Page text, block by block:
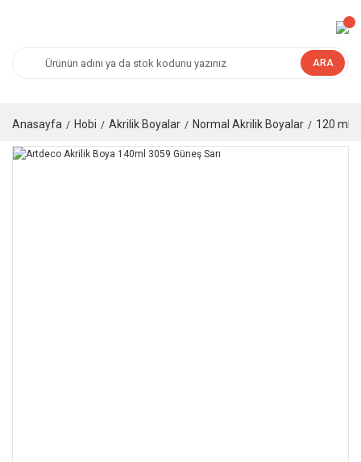
ARA
Anasayfa Hobi Akrilik Boyalar Normal Akrilik Boyalar 120 ml